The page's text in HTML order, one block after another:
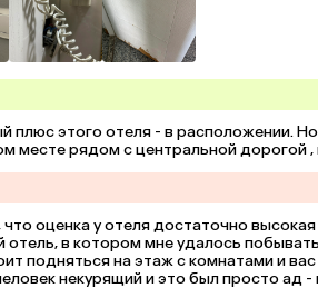
плюс этого отеля - в расположении.
месте рядом с центральной дорогой
оценка у отеля достаточно
в котором мне удалось
подняться на этаж с комнатами и
некурящий и это был просто ад